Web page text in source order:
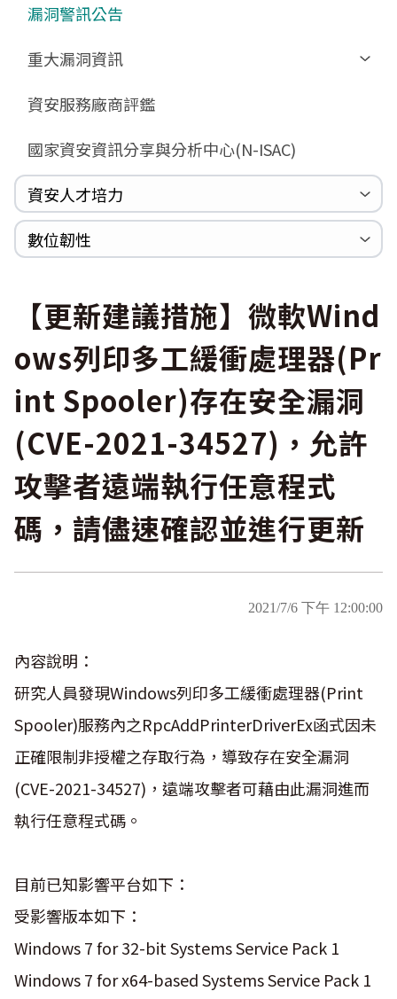
漏洞警訊公告
重大漏洞資訊
Zerologon
MSHTML
Log4shell
WannaCrypt
Heartbleed
資安服務廠商評鑑
國家資安資訊分享與分析中心(N-ISAC)
資安人才培力
巡迴研討會
CCOE資安實戰人才培育計畫成果簡介
資安人才培訓服務網
資安系列競賽網站
數位韌性
【更新建議措施】微軟Wind
ows列印多工緩衝處理器(Pr
int Spooler)存在安全漏洞
(CVE-2021-34527)，允許
攻擊者遠端執行任意程式
碼，請儘速確認並進行更新
2021/7/6 下午 12:00:00
內容說明：
研究人員發現Windows列印多工緩衝處理器(Print
Spooler)服務內之RpcAddPrinterDriverEx函式因未
正確限制非授權之存取行為，導致存在安全漏洞
(CVE-2021-34527)，遠端攻擊者可藉由此漏洞進而
執行任意程式碼。
目前已知影響平台如下：
受影響版本如下：
Windows 7 for 32-bit Systems Service Pack 1
Windows 7 for x64-based Systems Service Pack 1